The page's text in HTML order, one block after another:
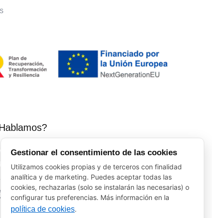
Vinos El Peso: (+34) 941 226 120
elpeso@vinoyalgomas.com
Gestionar el consentimiento de las cookies
Utilizamos cookies propias y de terceros con finalidad
analítica y de marketing. Puedes aceptar todas las
cookies, rechazarlas (solo se instalarán las necesarias) o
configurar tus preferencias. Más información en la
política de cookies.